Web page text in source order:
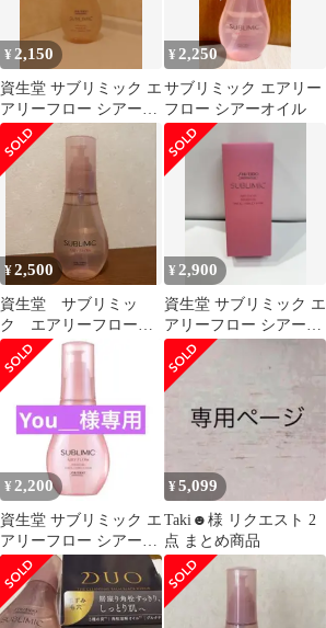
¥ 2,150
資生堂 サブリミック エ
アリーフロー シアーオ
イル
¥ 2,250
サブリミック エアリー
フロー シアーオイル
¥2,500
資生堂 サブリミッ
ク エアリーフロー
ヘアトリートメント
¥ 2,900
資生堂 サブリミック エ
アリーフロー シアーオ
イル 100ml
¥ 2,200
資生堂 サブリミック エ
アリーフロー シアーオ
イル 100ml
¥5,099
Taki☻様 リクエスト 2
点 まとめ商品